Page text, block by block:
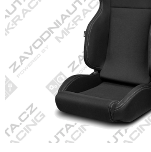
SERVIS
FANOUŠCI
Profil
firmy
Obchodní
podmínky
Doprava